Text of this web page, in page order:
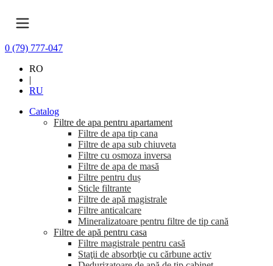
0 (79) 777-047
RO
|
RU
Catalog
Filtre de apa pentru apartament
Filtre de apa tip cana
Filtre de apa sub chiuveta
Filtre cu osmoza inversa
Filtre de apa de masă
Filtre pentru duș
Sticle filtrante
Filtre de apă magistrale
Filtre anticalcare
Mineralizatoare pentru filtre de tip cană
Filtre de apă pentru casa
Filtre magistrale pentru casă
Staţii de absorbţie cu cărbune activ